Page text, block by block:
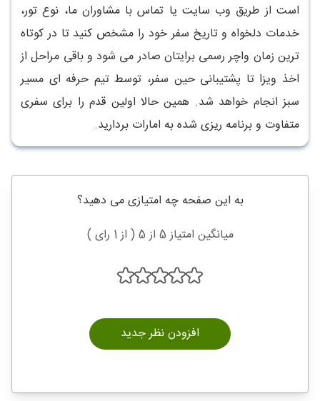
است از طریق وب سایت یا تماس با مشاوران ما، نوع تور،
خدمات دلخواه و تاریخ سفر خود را مشخص کنید تا در کوتاه
ترین زمان واچر رسمی برایتان صادر می شود و باقی مراحل از
اخذ ویزا تا پشتیبانی حین سفر، توسط تیم حرفه ای مسیر
سبز انجام خواهد شد. همین حالا اولین قدم را برای سفری
متفاوت و برنامه ریزی شده به امارات بردارید.
به این صفحه چه امتیازی می دهید؟
میانگین امتیاز 5 از 5 ( از 1 رای )
افزودن نظر جدید